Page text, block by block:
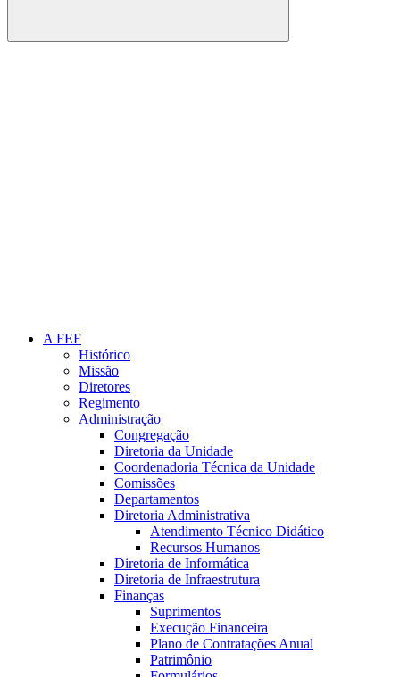
Buscar
A FEF
Histórico
Missão
Diretores
Regimento
Administração
Congregação
Diretoria da Unidade
Coordenadoria Técnica da Unidade
Comissões
Departamentos
Diretoria Administrativa
Atendimento Técnico Didático
Recursos Humanos
Diretoria de Informática
Diretoria de Infraestrutura
Finanças
Suprimentos
Execução Financeira
Plano de Contratações Anual
Patrimônio